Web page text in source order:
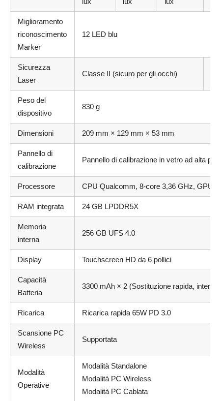
Miglioramento
riconoscimento
Marker
12 LED blu
Sicurezza
Laser
Classe II (sicuro per gli occhi)
Peso del
dispositivo
830 g
Dimensioni 209 mm × 129 mm × 53 mm
Pannello di
calibrazione
Pannello di calibrazione in vetro ad alta
Processore CPU Qualcomm, 8-core 3,36 GHz, GPU
RAM integrata 24 GB LPDDR5X
Memoria
interna
256 GB UFS 4.0
Display Touchscreen HD da 6 pollici
Capacità
Batteria
3300 mAh × 2 (Sostituzione rapida,
Ricarica Ricarica rapida 65W PD 3.0
Scansione PC
Wireless
Supportata
Modalità
Operative
Modalità Standalone
Modalità PC Wireless
Modalità PC Cablata